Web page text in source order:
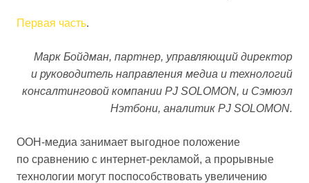
Первая часть.
Марк Бойдман, партнер, управляющий директор
и руководитель направления медиа и технологий
консалтинговой компании PJ SOLOMON, и Сэмюэл
Нэтбони, аналитик PJ SOLOMON.
OOH-медиа занимает выгодное положение
по сравнению с интернет-рекламой, а прорывные
технологии могут поспособствовать увеличению